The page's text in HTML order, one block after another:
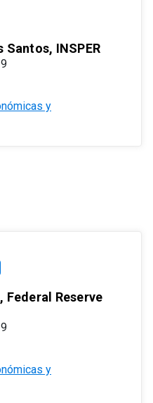
INSPER
y
Reserve
y